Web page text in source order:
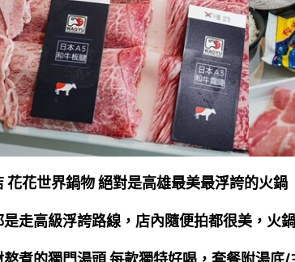
花花世界鍋物 絕對是高雄最美最浮誇的火鍋
走高級浮誇路線，店內隨便拍都很美， 火